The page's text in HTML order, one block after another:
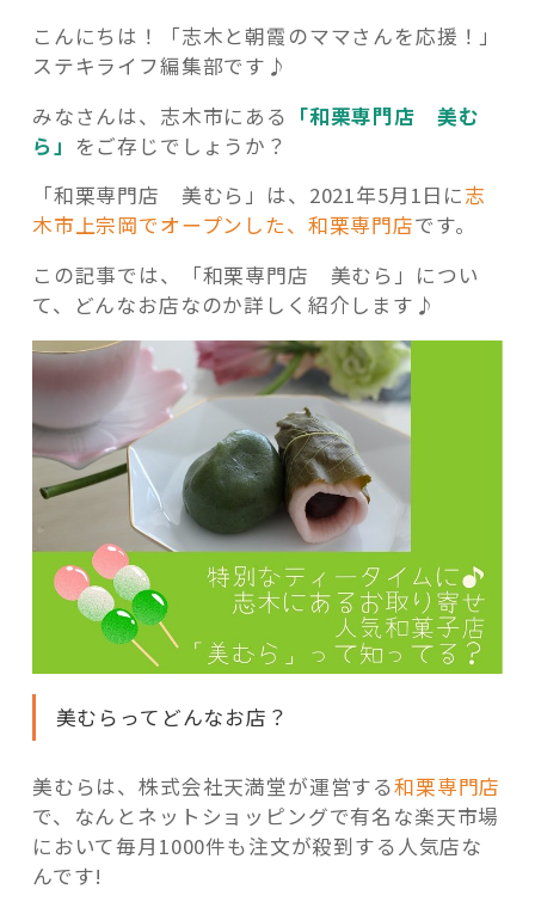
これからの暮らし 住み替え相談
記事検索
こんにちは！「志木と朝霞のママさんを応援！」
ステキライフ編集部です♪
みなさんは、志木市にある 「和栗専門店 美む
ら」 をご存じでしょうか？
「和栗専門店 美むら」は、2021年5月1日に志
木市上宗岡でオープンした、和栗専門店です。
この記事では、「和栗専門店 美むら」につい
て、どんなお店なのか詳しく紹介します♪
美むらってどんなお店？
美むらは、株式会社天満堂が運営する和栗専門店
で、なんとネットショッピングで有名な楽天市場
において毎月1000件も注文が殺到する人気店な
んです!